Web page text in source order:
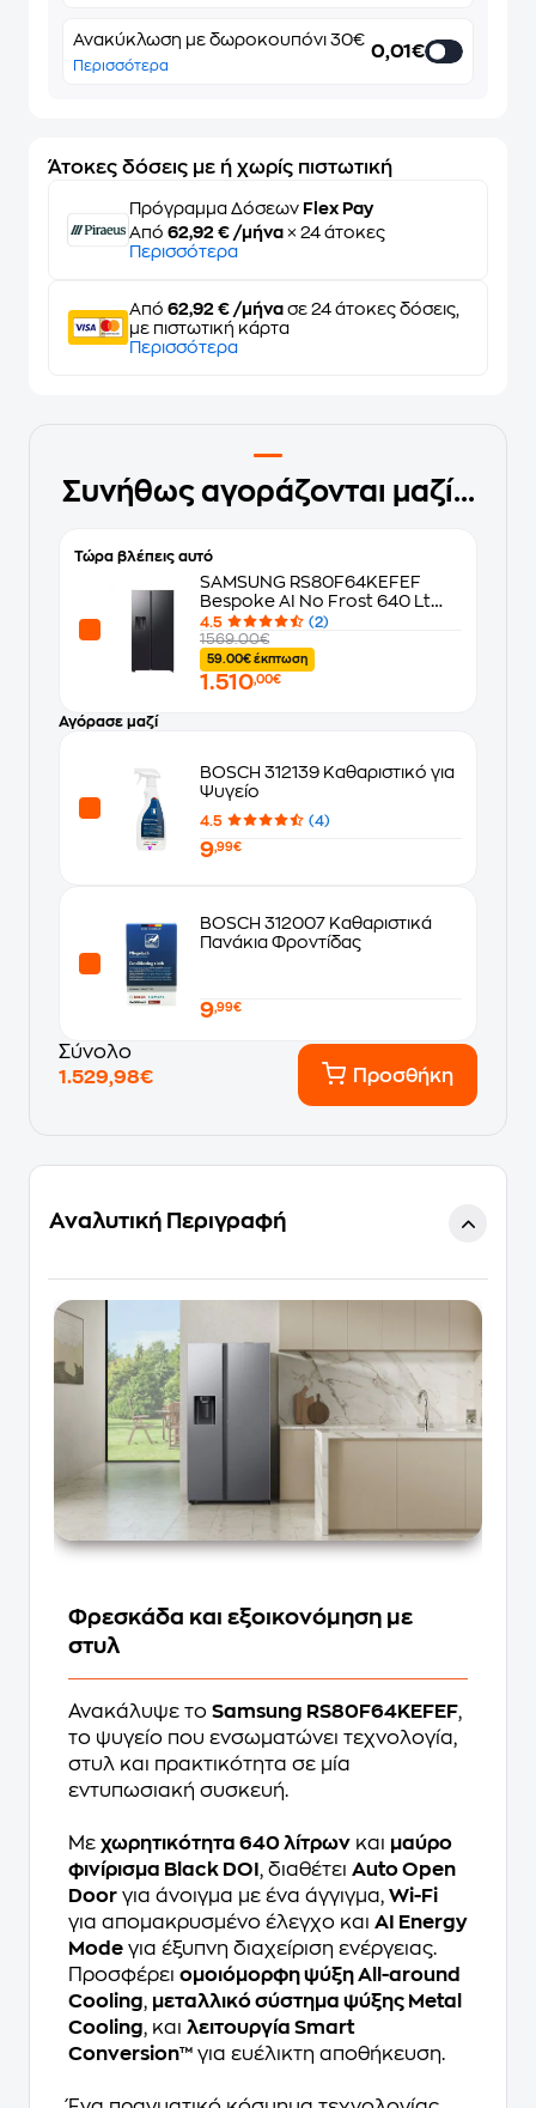
Ανακύκλωση με δωροκουπόνι 30€
Περισσότερα
0,01€
Άτοκες δόσεις με ή χωρίς πιστωτική
Πρόγραμμα Δόσεων Flex Pay
Από 62,92 € /μήνα × 24 άτοκες
Περισσότερα
Από 62,92 € /μήνα σε 24 άτοκες δόσεις,
με πιστωτική κάρτα
Περισσότερα
Συνήθως αγοράζονται μαζί...
Τώρα βλέπεις αυτό
SAMSUNG RS80F64KEFEF
Bespoke AI No Frost 640 Lt
Μαύρο Ψυγείο Ντουλάπα
4.5
(2)
1569.00€
59.00€ έκπτωση
1.510,00€
Αγόρασε μαζί
BOSCH 312139 Καθαριστικό για
Ψυγείο
4.5 (4)
9,99€
BOSCH 312007 Καθαριστικά
Πανάκια Φροντίδας
9,99€
Σύνολο
1.529,98€
Προσθήκη
Αναλυτική Περιγραφή
Φρεσκάδα και εξοικονόμηση με
στυλ
Ανακάλυψε το Samsung RS80F64KEFEF,
το ψυγείο που ενσωματώνει τεχνολογία,
στυλ και πρακτικότητα σε μία
εντυπωσιακή συσκευή.
Με χωρητικότητα 640 λίτρων και μαύρο
φινίρισμα Black DOI , διαθέτει Auto Open
Door για άνοιγμα με ένα άγγιγμα, Wi-Fi
για απομακρυσμένο έλεγχο και AI Energy
Mode για έξυπνη διαχείριση ενέργειας.
Προσφέρει ομοιόμορφη ψύξη All-around
Cooling, μεταλλικό σύστημα ψύξης Metal
Cooling, και λειτουργία Smart
Conversion™ για ευέλικτη αποθήκευση.